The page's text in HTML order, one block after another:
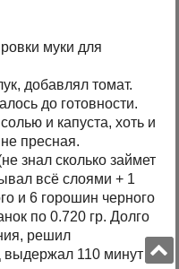
муки для
добавлял томат.
до готовности.
и капуста, хоть и
пресная.
знал сколько займет
всё слоями + 1
и 6 горошин черного
по 0.720 гр. Долго
решил
выдержал 110 минут